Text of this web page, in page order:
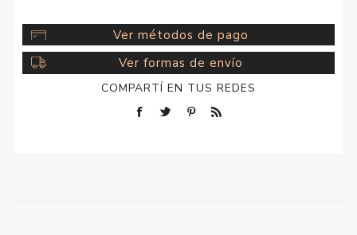
Ver métodos de pago
Ver formas de envío
COMPARTÍ EN TUS REDES